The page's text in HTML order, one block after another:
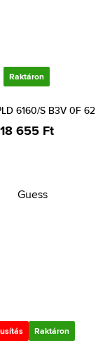
Raktáron
6160/S B3V 0F 62
18 655 Ft
Raktáron